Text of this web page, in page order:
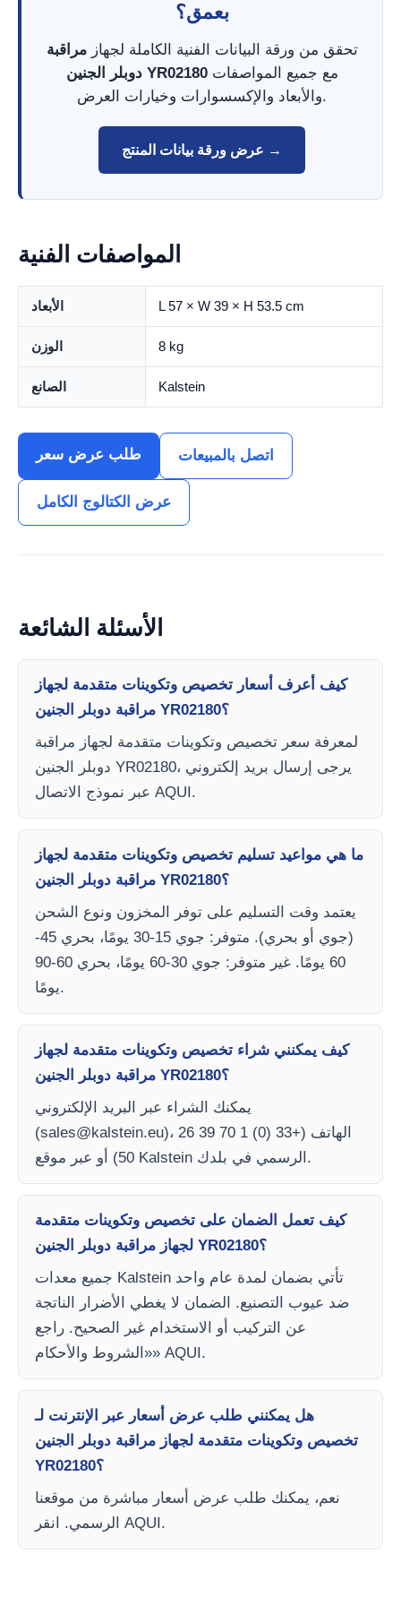
بعمق؟
تحقق من ورقة البيانات الفنية الكاملة لجهازمراقبة
دوبلر الجنين YR02180مع جميع المواصفات
والأبعاد والإكسسوارات وخيارات العرض.
عرض ورقة بيانات المنتج →
المواصفات الفنية
الأبعاد L 57 × W 39 × H 53.5 cm
الوزن 8 kg
الصانع Kalstein
طلب عرض سعر اتصل بالمبيعات
عرض الكتالوج الكامل
الأسئلة الشائعة
كيف أعرف أسعار تخصيص وتكوينات متقدمة لجهاز
مراقبة دوبلر الجنين YR02180؟
لمعرفة سعر تخصيص وتكوينات متقدمة لجهاز مراقبة
دوبلر الجنين YR02180، يرجى إرسال بريد إلكتروني
عبر نموذج الاتصال AQUI.
ما هي مواعيد تسليم تخصيص وتكوينات متقدمة لجهاز
مراقبة دوبلر الجنين YR02180؟
يعتمد وقت التسليم على توفر المخزون ونوع الشحن
(جوي أو بحري). متوفر: جوي 15-30 يومًا، بحري 45-
60 يومًا. غير متوفر: جوي 30-60 يومًا، بحري 60-90
يومًا.
كيف يمكنني شراء تخصيص وتكوينات متقدمة لجهاز
مراقبة دوبلر الجنين YR02180؟
يمكنك الشراء عبر البريد الإلكتروني
(sales@kalstein.eu)، الهاتف (+33 (0) 1 70 39 26
50) أو عبر موقع Kalstein الرسمي في بلدك.
كيف تعمل الضمان على تخصيص وتكوينات متقدمة
لجهاز مراقبة دوبلر الجنين YR02180؟
جميع معدات Kalstein تأتي بضمان لمدة عام واحد
ضد عيوب التصنيع. الضمان لا يغطي الأضرار الناتجة
عن التركيب أو الاستخدام غير الصحيح. راجع
«الشروط والأحكام» AQUI.
هل يمكنني طلب عرض أسعار عبر الإنترنت لـ
تخصيص وتكوينات متقدمة لجهاز مراقبة دوبلر الجنين
YR02180؟
نعم، يمكنك طلب عرض أسعار مباشرة من موقعنا
الرسمي. انقر AQUI.